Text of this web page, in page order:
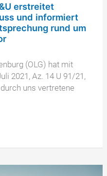
erstreitet
und informiert
rund um
(OLG) hat mit
2021, Az. 14 U 91/21,
uns vertretene